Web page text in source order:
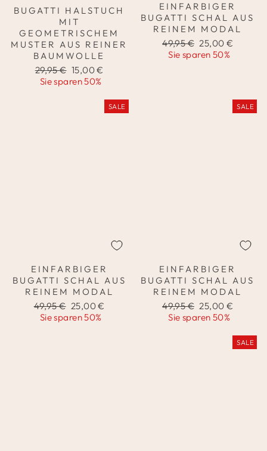
BUGATTI HALSTUCH
MIT
GEOMETRISCHEM
MUSTER AUS REINER
BAUMWOLLE
Normaler
Preis
29,95 € Sonderpreis
15,00 €
Sie sparen 50%
EINFARBIGER
BUGATTI SCHAL AUS
REINEM MODAL
Normaler
Preis
49,95 € Sonderpreis
25,00 €
Sie sparen 50%
SALE
EINFARBIGER
BUGATTI SCHAL AUS
REINEM MODAL
Normaler
Preis
49,95 € Sonderpreis
25,00 €
Sie sparen 50%
SALE
EINFARBIGER
BUGATTI SCHAL AUS
REINEM MODAL
Normaler
Preis
49,95 € Sonderpreis
25,00 €
Sie sparen 50%
SALE